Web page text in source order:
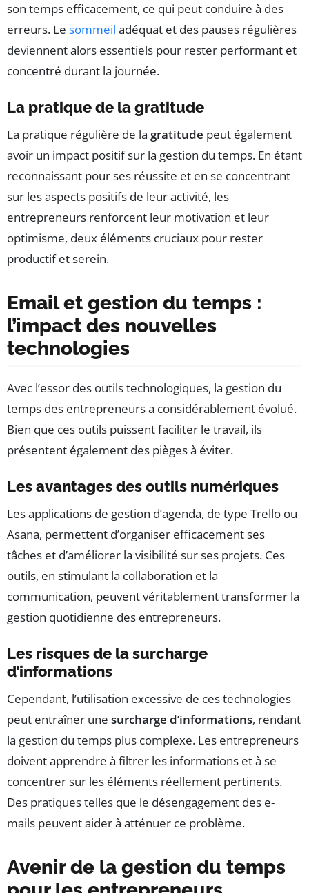
son temps efficacement, ce qui peut conduire à des
erreurs. Le sommeil adéquat et des pauses régulières
deviennent alors essentiels pour rester performant et
concentré durant la journée.
La pratique de la gratitude
La pratique régulière de la gratitude peut également
avoir un impact positif sur la gestion du temps. En étant
reconnaissant pour ses réussite et en se concentrant
sur les aspects positifs de leur activité, les
entrepreneurs renforcent leur motivation et leur
optimisme, deux éléments cruciaux pour rester
productif et serein.
Email et gestion du temps :
l’impact des nouvelles
technologies
Avec l’essor des outils technologiques, la gestion du
temps des entrepreneurs a considérablement évolué.
Bien que ces outils puissent faciliter le travail, ils
présentent également des pièges à éviter.
Les avantages des outils numériques
Les applications de gestion d’agenda, de type Trello ou
Asana, permettent d’organiser efficacement ses
tâches et d’améliorer la visibilité sur ses projets. Ces
outils, en stimulant la collaboration et la
communication, peuvent véritablement transformer la
gestion quotidienne des entrepreneurs.
Les risques de la surcharge
d’informations
Cependant, l’utilisation excessive de ces technologies
peut entraîner une surcharge d’informations, rendant
la gestion du temps plus complexe. Les entrepreneurs
doivent apprendre à filtrer les informations et à se
concentrer sur les éléments réellement pertinents.
Des pratiques telles que le désengagement des e-
mails peuvent aider à atténuer ce problème.
Avenir de la gestion du temps